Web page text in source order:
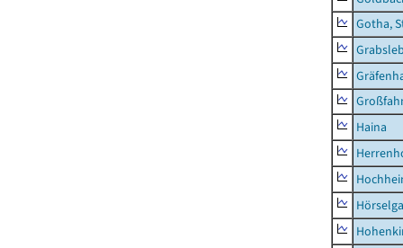
Gotha,
Haina